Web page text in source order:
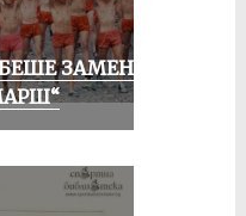
ЗАМЕНЕН